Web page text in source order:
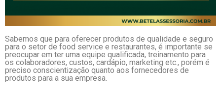
Sabemos que para oferecer produtos de qualidade e seguro
para o setor de food service e restaurantes, é importante se
preocupar em ter uma equipe qualificada, treinamento para
os colaboradores, custos, cardápio, marketing etc., porém é
preciso conscientização quanto aos fornecedores de
produtos para a sua empresa.